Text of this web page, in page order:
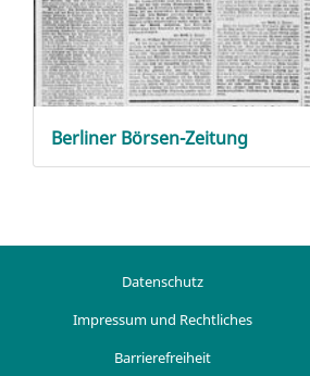
Berliner Börsen-Zeitung
Datenschutz
Impressum und Rechtliches
Barrierefreiheit